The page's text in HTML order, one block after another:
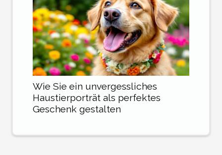
Wie Sie ein unvergessliches
Haustierporträt als perfektes
Geschenk gestalten